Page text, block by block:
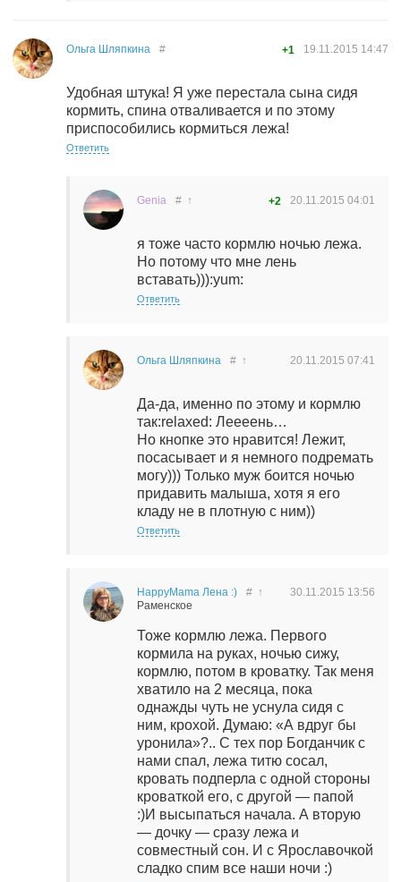
Ольга Шляпкина 19.11.2015 14:47
# +1
Удобная штука! Я уже перестала сына сидя
кормить, спина отваливается и по этому
приспособились кормиться лежа!
Ответить
Genia 20.11.2015 04:01
# ↑ +2
я тоже часто кормлю ночью лежа.
Но потому что мне лень
вставать))):yum:
Ответить
Ольга Шляпкина 20.11.2015 07:41
# ↑
Да-да, именно по этому и кормлю
так:relaxed: Леееень…
Но кнопке это нравится! Лежит,
посасывает и я немного подремать
могу))) Только муж боится ночью
придавить малыша, хотя я его
кладу не в плотную с ним))
Ответить
HappyMama Лена :)
Раменское
30.11.2015 13:56
# ↑
Тоже кормлю лежа. Первого
кормила на руках, ночью сижу,
кормлю, потом в кроватку. Так меня
хватило на 2 месяца, пока
однажды чуть не уснула сидя с
ним, крохой. Думаю: «А вдруг бы
уронила»?.. С тех пор Богданчик с
нами спал, лежа титю сосал,
кровать подперла с одной стороны
кроваткой его, с другой — папой
:)И высыпаться начала. А вторую
— дочку — сразу лежа и
совместный сон. И с Ярославочкой
сладко спим все наши ночи :)